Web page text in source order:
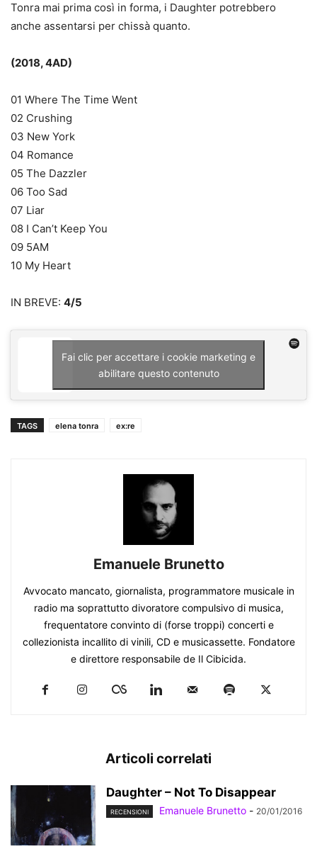
Tonra mai prima così in forma, i Daughter potrebbero
anche assentarsi per chissà quanto.
(2018, 4AD)
01 Where The Time Went
02 Crushing
03 New York
04 Romance
05 The Dazzler
06 Too Sad
07 Liar
08 I Can’t Keep You
09 5AM
10 My Heart
IN BREVE: 4/5
Fai clic per accettare i cookie marketing e
abilitare questo contenuto
TAGS elena tonra ex:re
Emanuele Brunetto
Avvocato mancato, giornalista, programmatore musicale in
radio ma soprattutto divoratore compulsivo di musica,
frequentatore convinto di (forse troppi) concerti e
collezionista incallito di vinili, CD e musicassette. Fondatore
e direttore responsabile de Il Cibicida.
Articoli correlati
Daughter – Not To Disappear
RECENSIONI Emanuele Brunetto - 20/01/2016